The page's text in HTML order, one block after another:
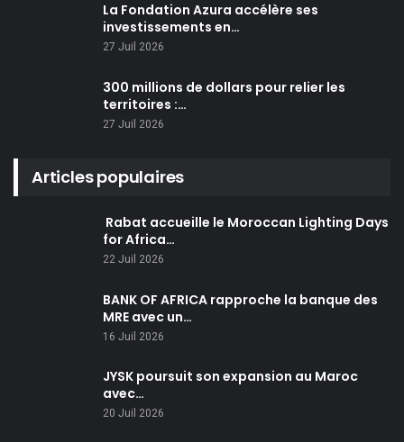
La Fondation Azura accélère ses
investissements en…
27 Juil 2026
300 millions de dollars pour relier les
territoires :…
27 Juil 2026
Articles populaires
Rabat accueille le Moroccan Lighting Days
for Africa…
22 Juil 2026
BANK OF AFRICA rapproche la banque des
MRE avec un…
16 Juil 2026
JYSK poursuit son expansion au Maroc
avec…
20 Juil 2026